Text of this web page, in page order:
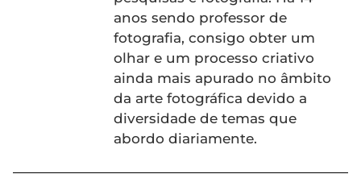
anos sendo professor de
fotografia, consigo obter um
olhar e um processo criativo
ainda mais apurado no âmbito
da arte fotográfica devido a
diversidade de temas que
abordo diariamente.